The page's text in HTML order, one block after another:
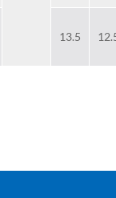
13.5